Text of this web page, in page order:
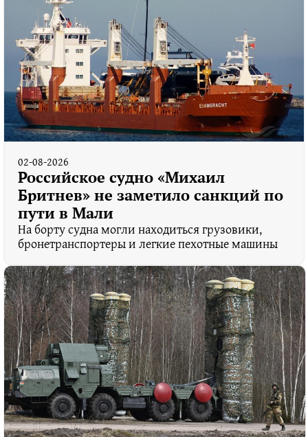
02-08-2026
Российское судно «Михаил
Бритнев» не заметило санкций по
пути в Мали
На борту судна могли находиться грузовики,
бронетранспортеры и легкие пехотные машины